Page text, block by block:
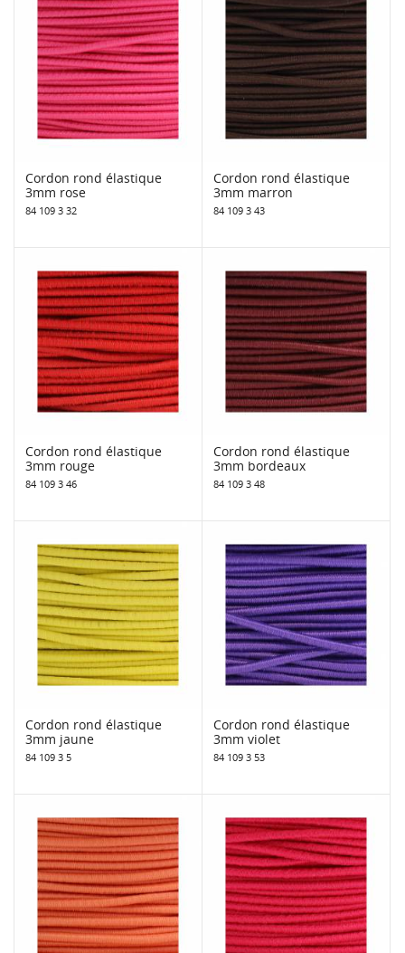
Cordon rond élastique
3mm rose
84 109 3 32
Cordon rond élastique
3mm marron
84 109 3 43
Cordon rond élastique
3mm rouge
84 109 3 46
Cordon rond élastique
3mm bordeaux
84 109 3 48
Cordon rond élastique
3mm jaune
84 109 3 5
Cordon rond élastique
3mm violet
84 109 3 53